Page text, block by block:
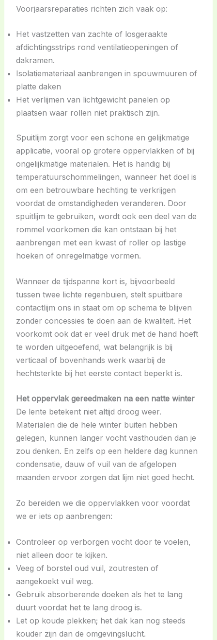
Voorjaarsreparaties richten zich vaak op:
Het vastzetten van zachte of losgeraakte
afdichtingsstrips rond ventilatieopeningen of
dakramen.
Isolatiemateriaal aanbrengen in spouwmuuren of
platte daken
Het verlijmen van lichtgewicht panelen op
plaatsen waar rollen niet praktisch zijn.
Spuitlijm zorgt voor een schone en gelijkmatige
applicatie, vooral op grotere oppervlakken of bij
ongelijkmatige materialen. Het is handig bij
temperatuurschommelingen, wanneer het doel is
om een betrouwbare hechting te verkrijgen
voordat de omstandigheden veranderen. Door
spuitlijm te gebruiken, wordt ook een deel van de
rommel voorkomen die kan ontstaan bij het
aanbrengen met een kwast of roller op lastige
hoeken of onregelmatige vormen.
Wanneer de tijdspanne kort is, bijvoorbeeld
tussen twee lichte regenbuien, stelt spuitbare
contactlijm ons in staat om op schema te blijven
zonder concessies te doen aan de kwaliteit. Het
voorkomt ook dat er veel druk met de hand hoeft
te worden uitgeoefend, wat belangrijk is bij
verticaal of bovenhands werk waarbij de
hechtsterkte bij het eerste contact beperkt is.
Het oppervlak gereedmaken na een natte winter
De lente betekent niet altijd droog weer.
Materialen die de hele winter buiten hebben
gelegen, kunnen langer vocht vasthouden dan je
zou denken. En zelfs op een heldere dag kunnen
condensatie, dauw of vuil van de afgelopen
maanden ervoor zorgen dat lijm niet goed hecht.
Zo bereiden we die oppervlakken voor voordat
we er iets op aanbrengen:
Controleer op verborgen vocht door te voelen,
niet alleen door te kijken.
Veeg of borstel oud vuil, zoutresten of
aangekoekt vuil weg.
Gebruik absorberende doeken als het te lang
duurt voordat het te lang droog is.
Let op koude plekken; het dak kan nog steeds
kouder zijn dan de omgevingslucht.